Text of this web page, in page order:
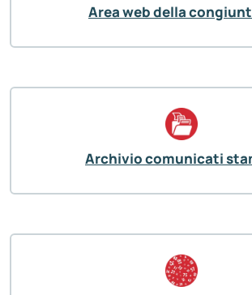
Area web della
Archivio comunicati